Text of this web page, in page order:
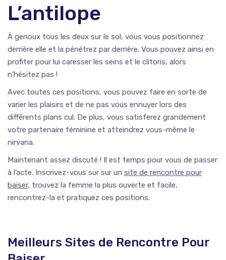
L’antilope
À genoux tous les deux sur le sol, vous vous positionnez
derrière elle et la pénétrez par derrière. Vous pouvez ainsi en
profiter pour lui caresser les seins et le clitoris, alors
n’hésitez pas !
Avec toutes ces positions, vous pouvez faire en sorte de
varier les plaisirs et de ne pas vous ennuyer lors des
différents plans cul. De plus, vous satisferez grandement
votre partenaire féminine et atteindrez vous-même le
nirvana.
Maintenant assez discuté ! Il est temps pour vous de passer
à l’acte. Inscrivez-vous sur sur un site de rencontre pour
baiser, trouvez la femme la plus ouverte et facile,
rencontrez-la et pratiquez ces positions.
Meilleurs Sites de Rencontre Pour